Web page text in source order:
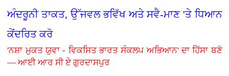
ਅੰਦਰੂਨੀ ਤਾਕਤ, ਉੱਜਵਲ ਭਵਿੱਖ ਅਤੇ ਸਵੈ-ਮਾਣ 'ਤੇ ਧਿਆਨ
ਕੇਂਦਰਿਤ ਕਰੋ
'ਨਸ਼ਾ ਮੁਕਤ ਯੁਵਾ - ਵਿਕਸਿਤ ਭਾਰਤ ਸੰਕਲਪ ਅਭਿਆਨ' ਦਾ ਹਿੱਸਾ ਬਣੋ
— ਆਈ ਆਰ ਸੀ ਏ ਗੁਰਦਾਸਪੁਰ